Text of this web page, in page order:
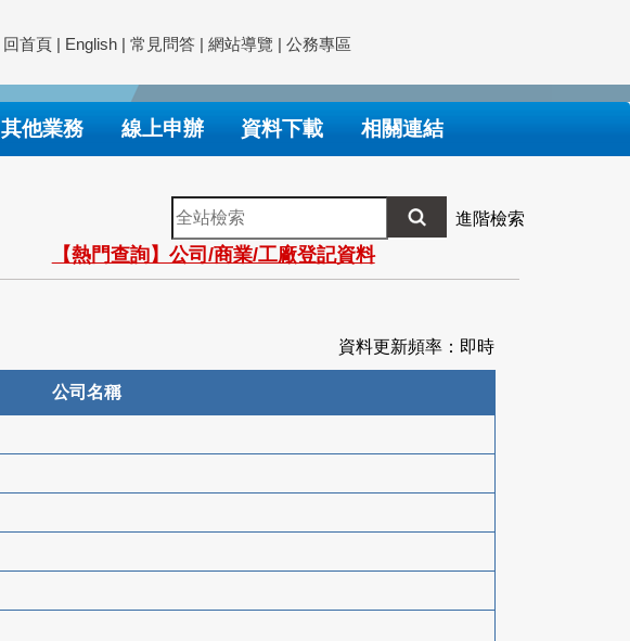
回首頁 | English | 常見問答 | 網站導覽 | 公務專區
其他業務 線上申辦 資料下載 相關連結
全
站
檢
索
進階檢索
【熱門查詢】公司/商業/工廠登記資料
資料更新頻率：即時
公司名稱